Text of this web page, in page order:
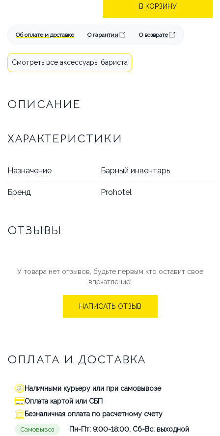
КАК СДЕЛАТЬ ЗАКАЗ
ОТВЕЧАЕМ НА ВОПРОСЫ
СТАТЬИ
ОБ АРЕНДЕ
В КОРЗИНУ
Об оплате и доставке О гарантии О возврате
Смотреть все аксессуары бариста
ОПИСАНИЕ
ХАРАКТЕРИСТИКИ
Назначение Барный инвентарь
Бренд Prohotel
ОТЗЫВЫ
У товара нет отзывов, будьте первым кто оставит свое
впечатление!
НАПИСАТЬ ОТЗЫВ
ОПЛАТА И ДОСТАВКА
Наличными курьеру или при самовывозе
Оплата картой или СБП
Безналичная оплата по расчетному счету
Самовывоз Пн-Пт: 9:00-18:00, Сб-Вс: выходной